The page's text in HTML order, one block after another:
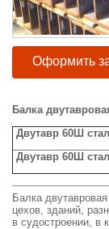
Оформить
Балка
Двутавр 60Ш
Двутавр 60Ш
Балка
цехов, зданий,
в судостроении, в